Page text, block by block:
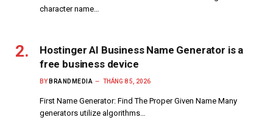
character name…
Hostinger AI Business Name Generator is a
free business device
BY BRANDMEDIA THÁNG 8 5, 2026
First Name Generator: Find The Proper Given Name Many
generators utilize algorithms…